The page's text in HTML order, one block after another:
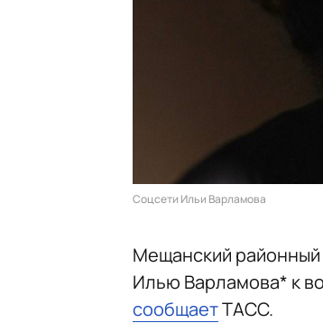
Соцсети Ильи Варламова
Мещанский районный
Илью Варламова* к
сообщаетТАСС.